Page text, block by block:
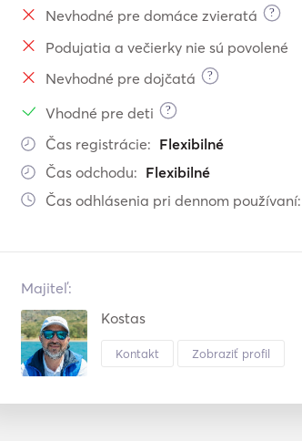
Nevhodné pre domáce zvieratá
?
Podujatia a večierky nie sú povolené
Nevhodné pre dojčatá
?
Vhodné pre deti ?
Čas registrácie: Flexibilné
Čas odchodu: Flexibilné
Čas odhlásenia pri dennom používaní:
Majiteľ:
Kostas
Kontakt Zobraziť profil